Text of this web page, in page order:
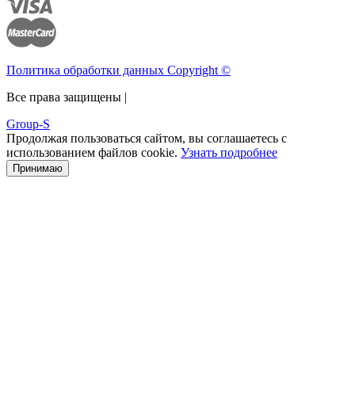
Политика обработки данных Copyright ©
Все права защищены |
Group-S
Продолжая пользоваться сайтом, вы соглашаетесь с
использованием файлов cookie. Узнать подробнее
Принимаю